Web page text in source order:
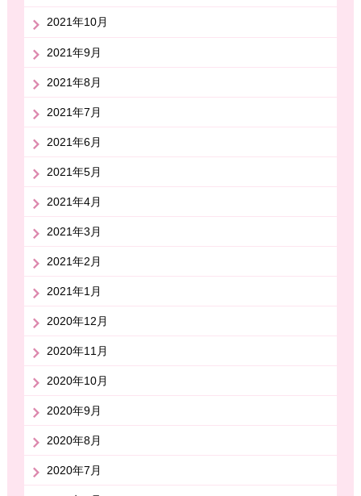
2021年10月
2021年9月
2021年8月
2021年7月
2021年6月
2021年5月
2021年4月
2021年3月
2021年2月
2021年1月
2020年12月
2020年11月
2020年10月
2020年9月
2020年8月
2020年7月